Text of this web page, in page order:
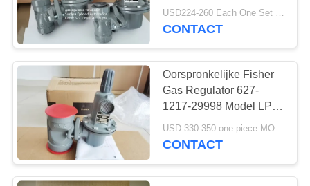
pneumatische in
werking gestelde
klep
Digitaal
Pressure Gas Regulator
250PSI
USD224-260 Each One Set MOQ:6Sets
CONTACT
Oorspronkelijke Fisher
Gas Regulator 627-
1217-29998 Model LPG
2 inch NPT End
Connection
USD 330-350 one piece MOQ:Onderhandeling
CONTACT